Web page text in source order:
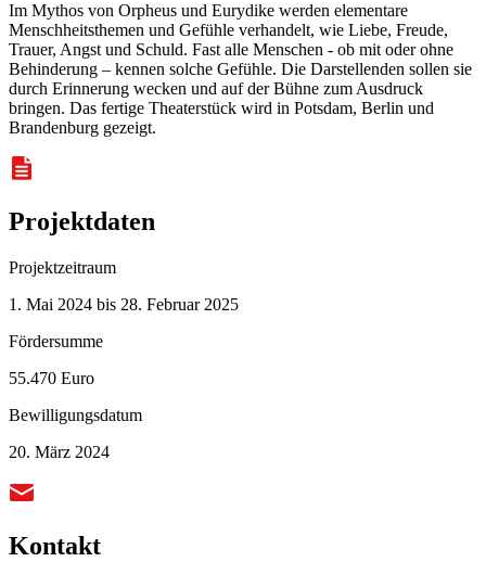
Im Mythos von Orpheus und Eurydike werden elementare
Menschheitsthemen und Gefühle verhandelt, wie Liebe, Freude,
Trauer, Angst und Schuld. Fast alle Menschen - ob mit oder ohne
Behinderung – kennen solche Gefühle. Die Darstellenden sollen sie
durch Erinnerung wecken und auf der Bühne zum Ausdruck
bringen. Das fertige Theaterstück wird in Potsdam, Berlin und
Brandenburg gezeigt.
Projektdaten
Projektzeitraum
1. Mai 2024 bis 28. Februar 2025
Fördersumme
55.470 Euro
Bewilligungsdatum
20. März 2024
Kontakt